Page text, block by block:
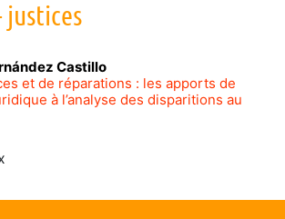
justices
Castillo
et de réparations : les apports de
à l’analyse des disparitions au